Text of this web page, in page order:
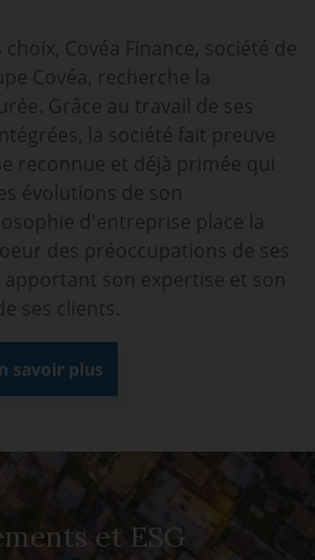
Covéa Finance, société de
Covéa, recherche la
Grâce au travail de ses
la société fait preuve
reconnue et déjà primée qui
évolutions de son
d'entreprise place la
des préoccupations de ses
son expertise et son
ses clients.
savoir plus
et ESG